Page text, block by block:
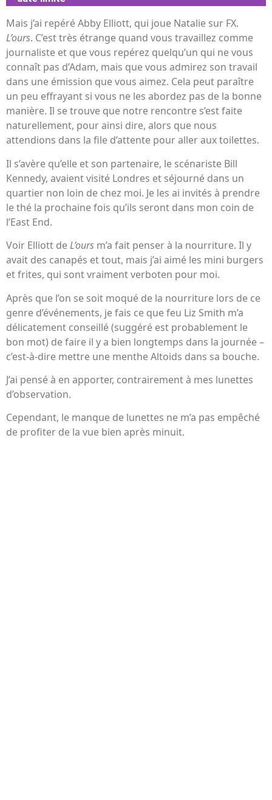
Mais j’ai repéré Abby Elliott, qui joue Natalie sur FX.
L’ours. C’est très étrange quand vous travaillez comme
journaliste et que vous repérez quelqu’un qui ne vous
connaît pas d’Adam, mais que vous admirez son travail
dans une émission que vous aimez. Cela peut paraître
un peu effrayant si vous ne les abordez pas de la bonne
manière. Il se trouve que notre rencontre s’est faite
naturellement, pour ainsi dire, alors que nous
attendions dans la file d’attente pour aller aux toilettes.
Il s’avère qu’elle et son partenaire, le scénariste Bill
Kennedy, avaient visité Londres et séjourné dans un
quartier non loin de chez moi. Je les ai invités à prendre
le thé la prochaine fois qu’ils seront dans mon coin de
l’East End.
Voir Elliott deL’ours m’a fait penser à la nourriture. Il y
avait des canapés et tout, mais j’ai aimé les mini burgers
et frites, qui sont vraiment verboten pour moi.
Après que l’on se soit moqué de la nourriture lors de ce
genre d’événements, je fais ce que feu Liz Smith m’a
délicatement conseillé (suggéré est probablement le
bon mot) de faire il y a bien longtemps dans la journée –
c’est-à-dire mettre une menthe Altoids dans sa bouche.
J’ai pensé à en apporter, contrairement à mes lunettes
d’observation.
Cependant, le manque de lunettes ne m’a pas empêché
de profiter de la vue bien après minuit.